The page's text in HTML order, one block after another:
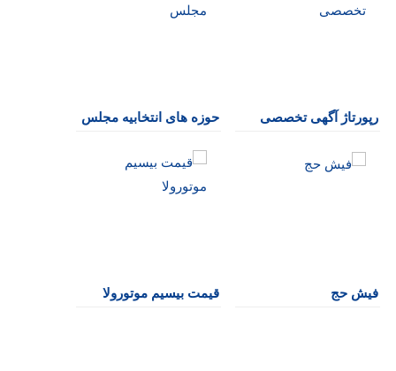
رپورتاژ آگهی تخصصی حوزه های انتخابیه مجلس
فیش حج قیمت بیسیم موتورولا